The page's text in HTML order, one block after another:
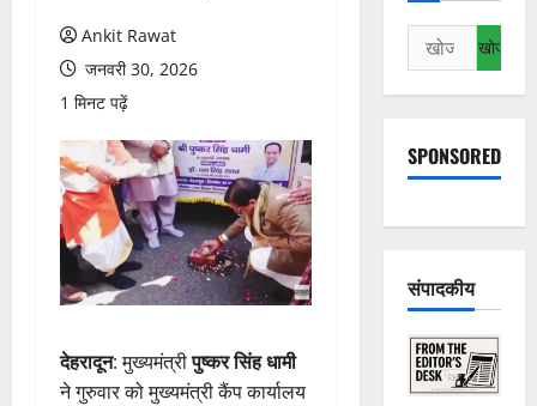
Ankit Rawat
जनवरी 30, 2026
1 मिनट पढ़ें
देहरादून: मुख्यमंत्रीपुष्कर सिंह धामी
ने गुरुवार को मुख्यमंत्री कैंप कार्यालय
निम्न
को
खोजें:
SPONSORED
संपादकीय